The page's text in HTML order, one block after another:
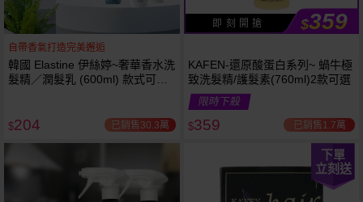
自帶香氣打造完美邂逅
韓國 Elastine 伊絲婷~奢華香水洗
髮精／潤髮乳 (600ml) 款式可選
$204 已銷售30.3萬
即 刻 開 搶 $359
KAFEN-還原酸蛋白系列~ 蝸牛極
致洗髮精/護髮素(760ml)2款可選
限時下殺
$359 已銷售1.7萬
下單
立刻送